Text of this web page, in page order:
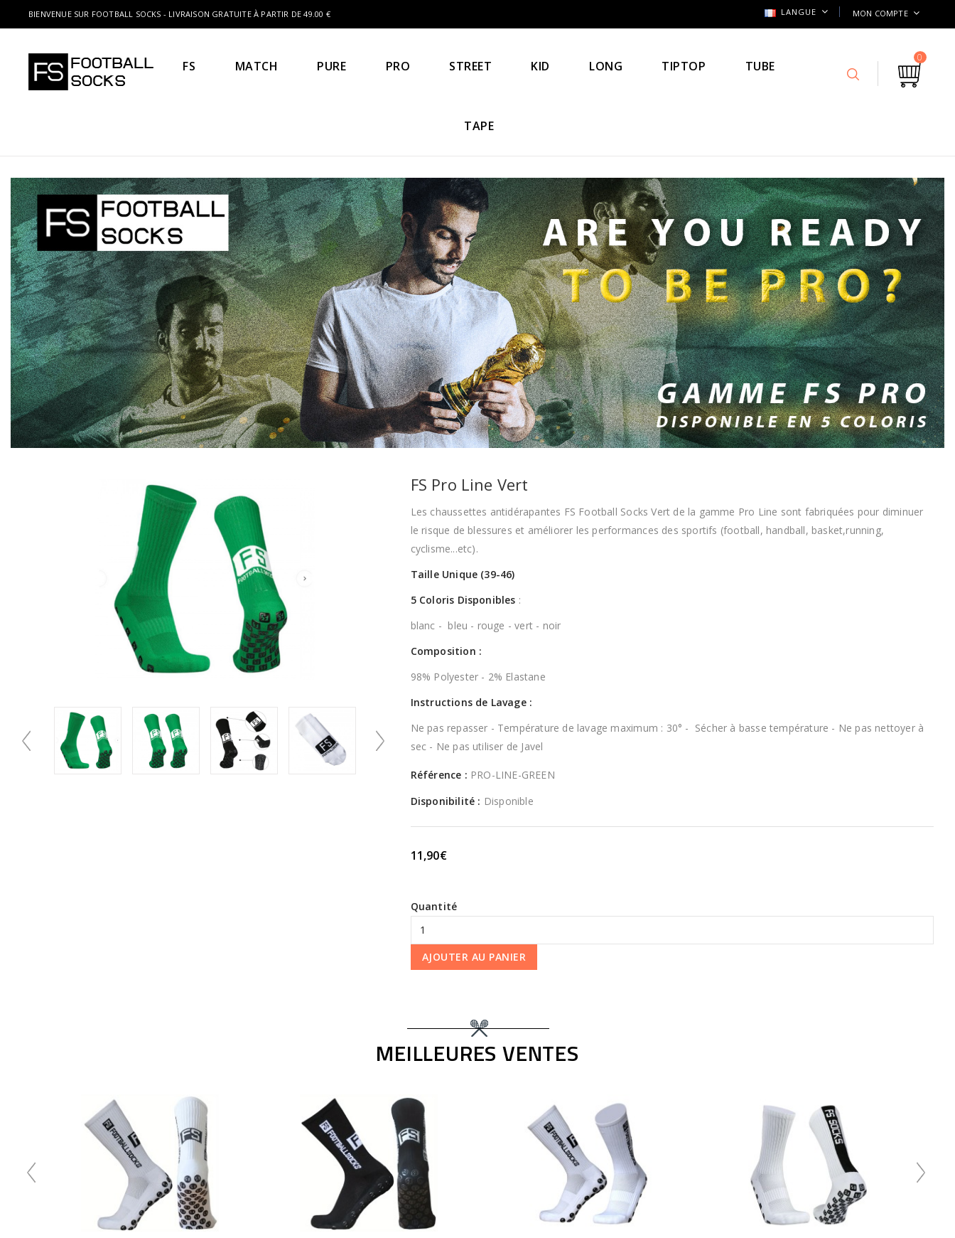
BIENVENUE SUR FOOTBALL SOCKS - LIVRAISON GRATUITE À PARTIR DE 49.00 € LANGUE MON COMPTE
0
FS MATCH PURE PRO STREET KID LONG TIPTOP TUBE
TAPE
FS Pro Line Vert
Les chaussettes antidérapantes FS Football Socks Vert de la gamme Pro Line sont fabriquées pour diminuer
le risque de blessures et améliorer les performances des sportifs (football, handball, basket,running,
cyclisme...etc).
Taille Unique (39-46)
5 Coloris Disponibles :
blanc - bleu - rouge - vert - noir
Composition :
98% Polyester - 2% Elastane
Instructions de Lavage :
Ne pas repasser - Température de lavage maximum : 30° - Sécher à basse température - Ne pas nettoyer à
sec - Ne pas utiliser de Javel
Référence : PRO-LINE-GREEN
Disponibilité : Disponible
11,90€
Quantité
AJOUTER AU PANIER
MEILLEURES VENTES